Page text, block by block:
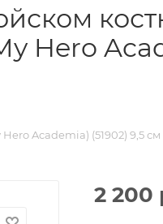
Hero
Academia) (51902) 9,5 см
2 200